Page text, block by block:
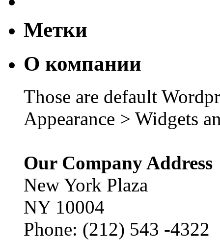
Метки
О компании
Those are default
Appearance > Widgets
Our Company Address
New York Plaza
NY 10004
Phone: (212) 543 -4322